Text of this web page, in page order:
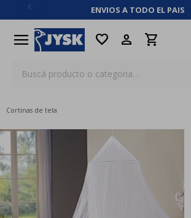
ENVIOS A TODO EL PAIS
menu favorite
Cortinas de tela
close